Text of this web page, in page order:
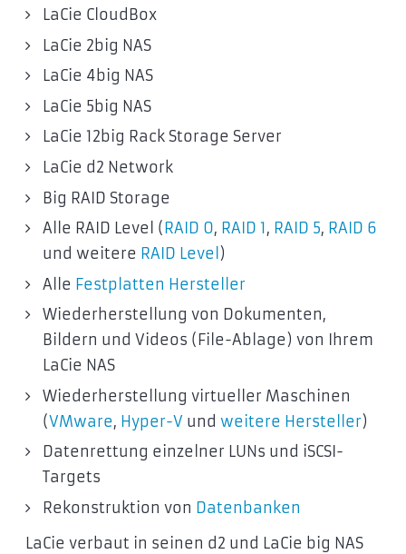
LaCie CloudBox
LaCie 2big NAS
LaCie 4big NAS
LaCie 5big NAS
LaCie 12big Rack Storage Server
LaCie d2 Network
Big RAID Storage
Alle RAID Level ( RAID 0, RAID 1 , RAID 5, RAID 6
und weitere RAID Level )
Alle Festplatten Hersteller
Wiederherstellung von Dokumenten,
Bildern und Videos (File-Ablage) von Ihrem
LaCie NAS
Wiederherstellung virtueller Maschinen
(VMware, Hyper-V undweitere Hersteller)
Datenrettung einzelner LUNs und iSCSI-
Targets
Rekonstruktion von Datenbanken
LaCie verbaut in seinen d2 und LaCie big NAS